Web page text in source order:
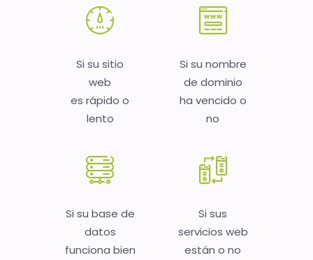
Si su sitio
web
es rápido o
lento
Si su nombre
de dominio
ha vencido o
no
Si su base de
datos
funciona bien
Si sus
servicios web
están o no